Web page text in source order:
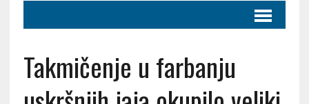
Takmičenje u farbanju